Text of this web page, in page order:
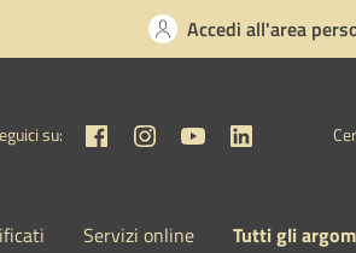
Accedi all'area
su: FacebookInstagram
YouTubeLinkedin
Servizi online Tutti gli